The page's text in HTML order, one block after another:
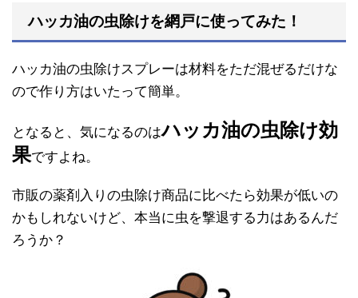
ハッカ油の虫除けを網戸に使ってみた！
ハッカ油の虫除けスプレーは材料をただ混ぜるだけな
ので作り方はいたって簡単。
となると、気になるのはハッカ油の虫除け効
果ですよね。
市販の薬剤入りの虫除け商品に比べたら効果が低いの
かもしれないけど、本当に虫を撃退する力はあるんだ
ろうか？